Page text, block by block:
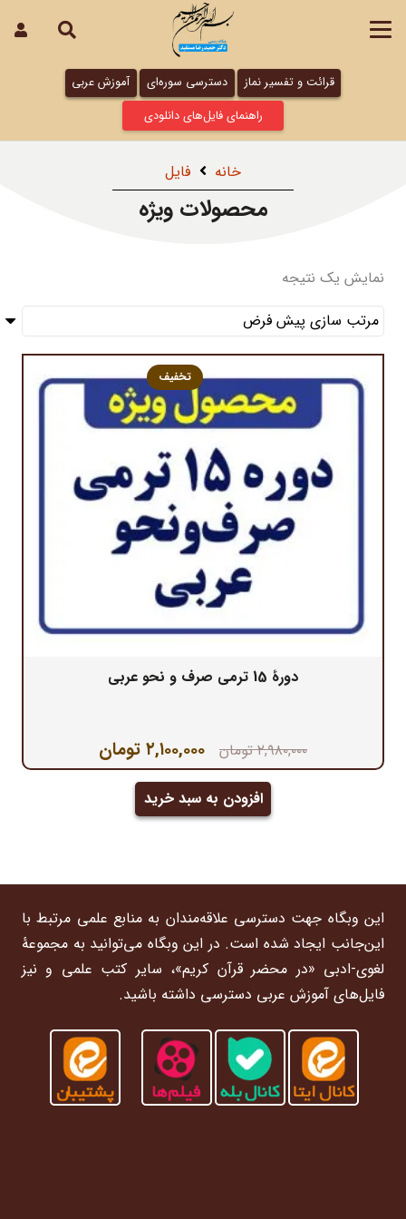
قرائت و تفسیر نماز دسترسی سوره‌ای
آموزش عربی
راهنمای فایل‌های دانلودی
خانه فایل
محصولات ویژه
نمایش یک نتیجه
تخفیف
دورۀ 15 ترمی صرف و نحو عربی
۲,۹۸۰,۰۰۰ تومان
قیمت
اصلی:
بود.
۲,۱۰۰,۰۰۰ تومان
فعلی:
افزودن به سبد خرید
این وبگاه جهت دسترسی علاقه‌مندان به منابع علمی مرتبط با
این‌جانب ایجاد شده است. در این وبگاه می‌توانید به مجموعۀ
لغوی-ادبی «در محضر قرآن کریم»، سایر کتب علمی و نیز
فایل‌های آموزش عربی دسترسی داشته باشید.